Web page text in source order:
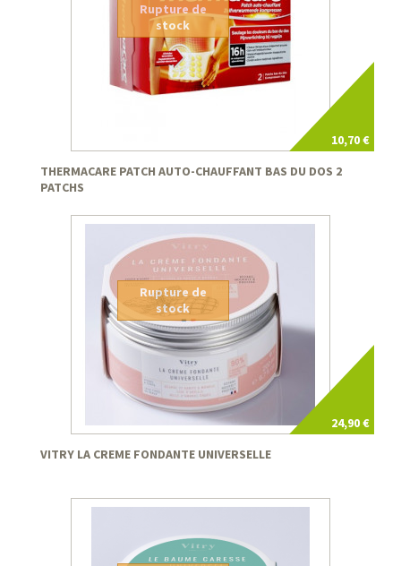
10,70 €
Rupture de
stock
THERMACARE PATCH AUTO-CHAUFFANT BAS DU DOS 2
PATCHS
24,90 €
Rupture de
stock
VITRY LA CREME FONDANTE UNIVERSELLE